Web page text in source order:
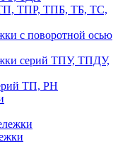
ТПР, ТПБ, ТБ, ТС,
с поворотной осью
серий ТПУ, ТПДУ,
ТП, PH